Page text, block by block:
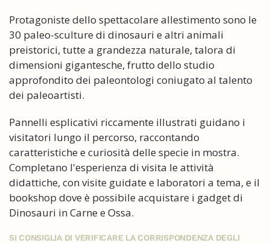
Protagoniste dello spettacolare allestimento sono le
30 paleo-sculture di dinosauri e altri animali
preistorici, tutte a grandezza naturale, talora di
dimensioni gigantesche, frutto dello studio
approfondito dei paleontologi coniugato al talento
dei paleoartisti.
Pannelli esplicativi riccamente illustrati guidano i
visitatori lungo il percorso, raccontando
caratteristiche e curiosità delle specie in mostra.
Completano l'esperienza di visita le attività
didattiche, con visite guidate e laboratori a tema, e il
bookshop dove è possibile acquistare i gadget di
Dinosauri in Carne e Ossa.
SI CONSIGLIA DI VERIFICARE LA CORRISPONDENZA DEGLI